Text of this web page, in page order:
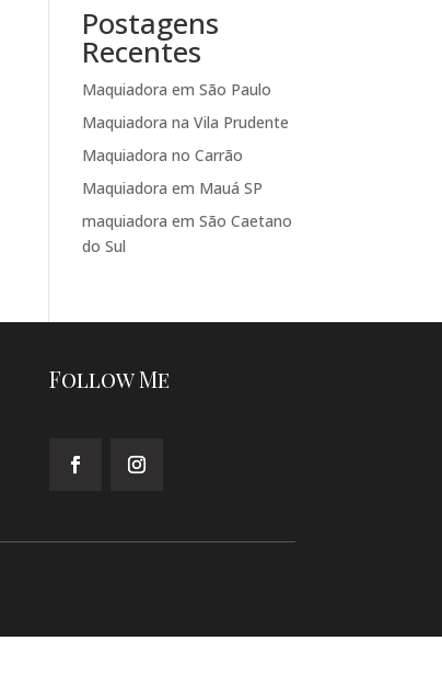
Postagens
Recentes
Maquiadora em São Paulo
Maquiadora na Vila Prudente
Maquiadora no Carrão
Maquiadora em Mauá SP
maquiadora em São Caetano
do Sul
Follow Me